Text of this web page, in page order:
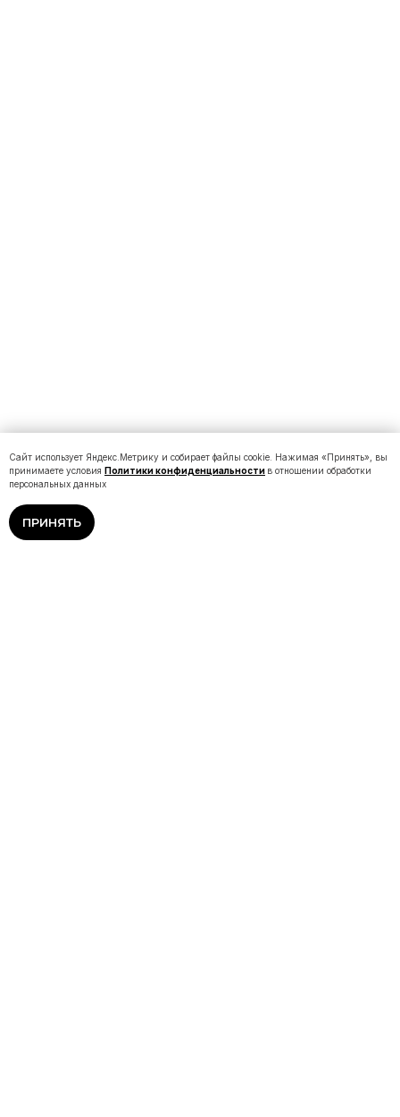
Сайт использует Яндекс.Метрику и собирает файлы cookie. Нажимая «Принять», вы
принимаете условия Политики конфиденциальности в отношении обработки
персональных данных
ПРИНЯТЬ